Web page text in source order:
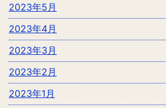
2023年5月
2023年4月
2023年3月
2023年2月
2023年1月